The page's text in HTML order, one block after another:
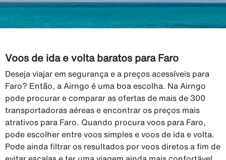
Voos de ida e volta baratos para Faro
Deseja viajar em segurança e a preços acessíveis para
Faro? Então, a Airngo é uma boa escolha. Na Airngo
pode procurar e comparar as ofertas de mais de 300
transportadoras aéreas e encontrar os preços mais
atrativos para Faro. Quando procura voos para Faro,
pode escolher entre voos simples e voos de ida e volta.
Pode ainda filtrar os resultados por voos diretos a fim de